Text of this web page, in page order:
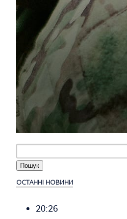
ОСТАННІ НОВИНИ
20:26